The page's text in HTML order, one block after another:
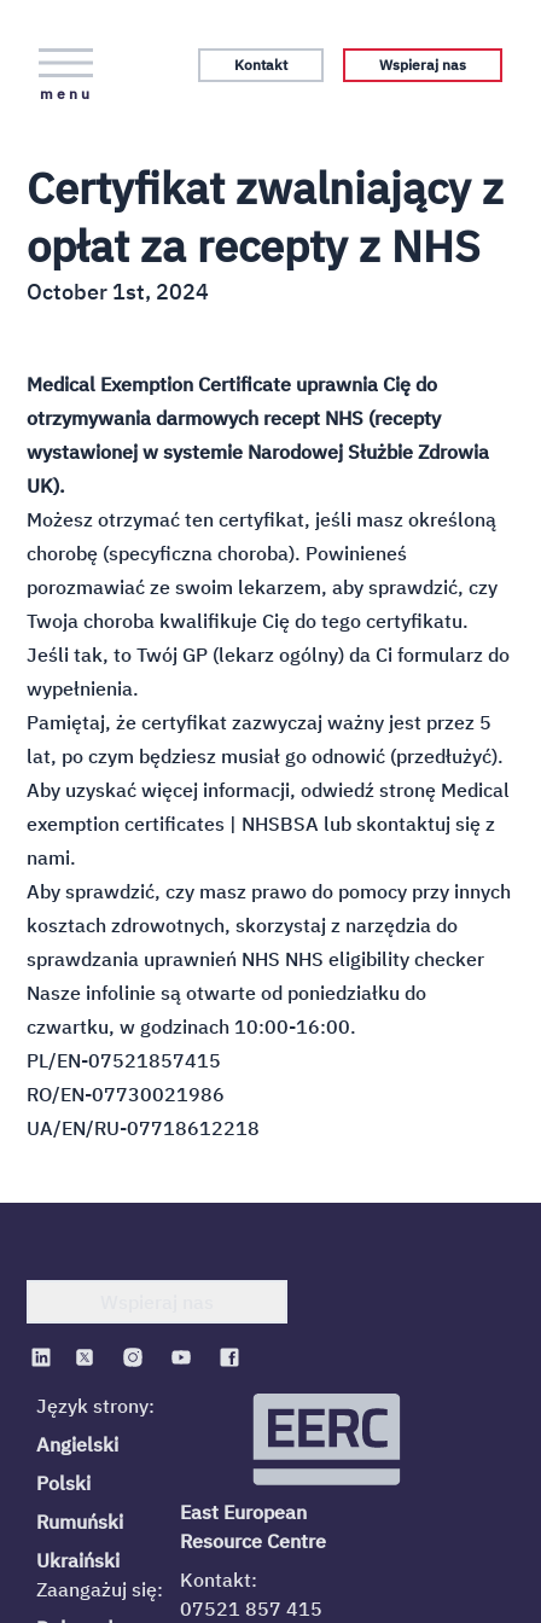
Kontakt
Wspieraj nas
menu
Certyfikat zwalniający z
opłat za recepty z NHS
October 1st, 2024
Medical Exemption Certificate uprawnia Cię do
otrzymywania darmowych recept NHS (recepty
wystawionej w systemie Narodowej Służbie Zdrowia
UK).
Możesz otrzymać ten certyfikat, jeśli masz określoną
chorobę (specyficzna choroba). Powinieneś
porozmawiać ze swoim lekarzem, aby sprawdzić, czy
Twoja choroba kwalifikuje Cię do tego certyfikatu.
Jeśli tak, to Twój GP (lekarz ogólny) da Ci formularz do
wypełnienia.
Pamiętaj, że certyfikat zazwyczaj ważny jest przez 5
lat, po czym będziesz musiał go odnowić (przedłużyć).
Aby uzyskać więcej informacji, odwiedź stronę Medical
exemption certificates | NHSBSA lub skontaktuj się z
nami.
Aby sprawdzić, czy masz prawo do pomocy przy innych
kosztach zdrowotnych, skorzystaj z narzędzia do
sprawdzania uprawnień NHS NHS eligibility checker
Nasze infolinie są otwarte od poniedziałku do
czwartku, w godzinach 10:00-16:00.
PL/EN-07521857415
RO/EN-07730021986
UA/EN/RU-07718612218
Język strony:
Angielski
Polski
Rumuński
Ukraiński
Zaangażuj się:
East European
Resource Centre
Kontakt:
07521 857 415